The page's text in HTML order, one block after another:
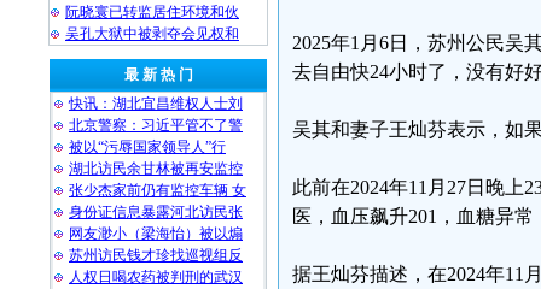
阮晓寰已转监居住环境和伙
吴孔大狱中被剥夺会见权和
最 新 热 门
快讯：湖北宜昌维权人士刘
北京警察：习近平管不了警
被以“污辱国家领导人”行
湖北访民余甘林被再安监控
张少杰家前仍有监控车辆 女
身份证信息暴露河北访民张
网友渺小（梁海怡）被以煽
苏州访民钱才珍找巡视组反
人权日喝农药被判刑的武汉
2025年1月6日，苏州公民吴
去自由快24小时了，没有好
吴其和妻子王灿芬表示，如
此前在2024年11月27日晚上
医，血压飙升201，血糖异
据王灿芬描述，在2024年11